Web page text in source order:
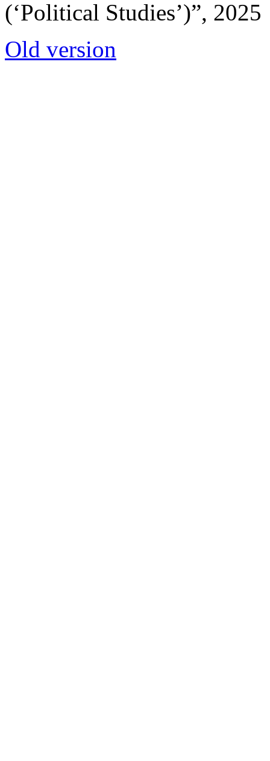
(‘Political Studies’)”, 2025
Old version